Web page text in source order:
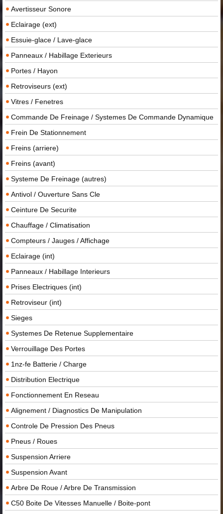
Avertisseur Sonore
Eclairage (ext)
Essuie-glace / Lave-glace
Panneaux / Habillage Exterieurs
Portes / Hayon
Retroviseurs (ext)
Vitres / Fenetres
Commande De Freinage / Systemes De Commande Dynamique
Frein De Stationnement
Freins (arriere)
Freins (avant)
Systeme De Freinage (autres)
Antivol / Ouverture Sans Cle
Ceinture De Securite
Chauffage / Climatisation
Compteurs / Jauges / Affichage
Eclairage (int)
Panneaux / Habillage Interieurs
Prises Electriques (int)
Retroviseur (int)
Sieges
Systemes De Retenue Supplementaire
Verrouillage Des Portes
1nz-fe Batterie / Charge
Distribution Electrique
Fonctionnement En Reseau
Alignement / Diagnostics De Manipulation
Controle De Pression Des Pneus
Pneus / Roues
Suspension Arriere
Suspension Avant
Arbre De Roue / Arbre De Transmission
C50 Boite De Vitesses Manuelle / Boite-pont